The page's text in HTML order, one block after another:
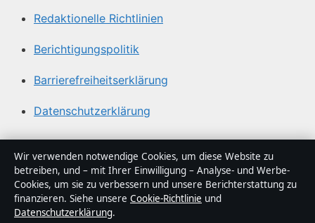
Redaktionelle Richtlinien
Berichtigungspolitik
Barrierefreiheitserklärung
Datenschutzerklärung
Über Lagepunkt in Kürze
Lagepunkt ist ein unabhängiger digitaler
Nachrichtenanbieter mit Fokus auf Politik, Wirtschaft,
Technik und Gesellschaft in Deutschland. Jeder Artikel
Wir verwenden notwendige Cookies, um diese Website zu
betreiben, und – mit Ihrer Einwilligung – Analyse- und Werbe-
Cookies, um sie zu verbessern und unsere Berichterstattung zu
finanzieren. Siehe unsere Cookie-Richtlinie und
Datenschutzerklärung.